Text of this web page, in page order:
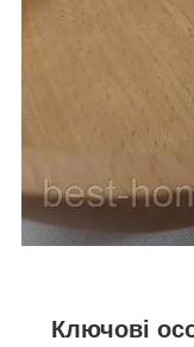
Ключові